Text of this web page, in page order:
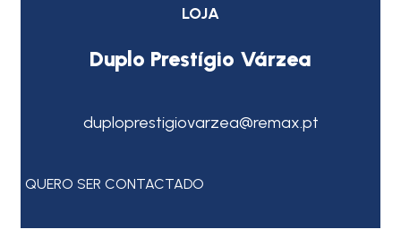
LOJA
Duplo Prestígio Várzea
duploprestigiovarzea@remax.pt
QUERO SER CONTACTADO